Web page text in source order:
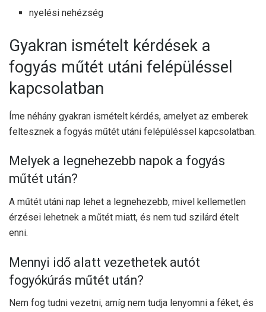
nyelési nehézség
Gyakran ismételt kérdések a
fogyás műtét utáni felépüléssel
kapcsolatban
Íme néhány gyakran ismételt kérdés, amelyet az emberek
feltesznek a fogyás műtét utáni felépüléssel kapcsolatban.
Melyek a legnehezebb napok a fogyás
műtét után?
A műtét utáni nap lehet a legnehezebb, mivel kellemetlen
érzései lehetnek a műtét miatt, és nem tud szilárd ételt
enni.
Mennyi idő alatt vezethetek autót
fogyókúrás műtét után?
Nem fog tudni vezetni, amíg nem tudja lenyomni a féket, és